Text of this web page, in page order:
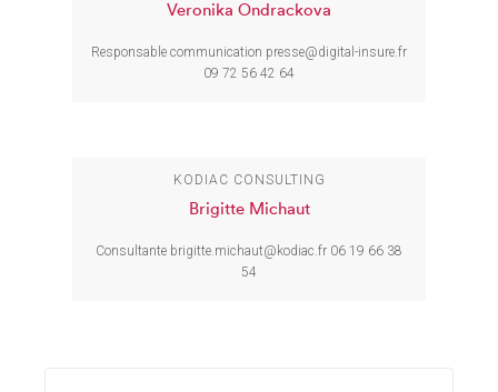
Veronika Ondrackova
Responsable communication presse@digital-insure.fr
09 72 56 42 64
KODIAC CONSULTING
Brigitte Michaut
Consultante brigitte.michaut@kodiac.fr 06 19 66 38
54